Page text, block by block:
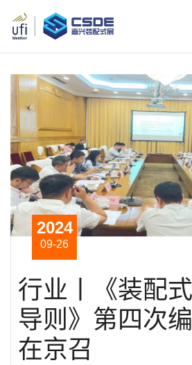
2024
09-26
行业丨《装配
导则》第四次
在京召